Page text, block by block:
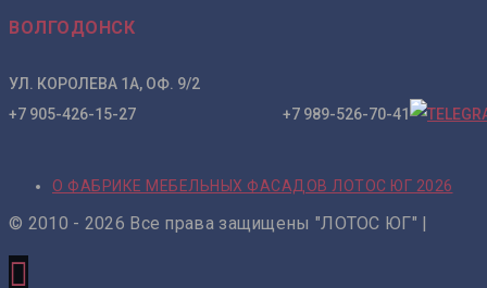
ВОЛГОДОНСК
УЛ. КОРОЛЕВА 1А, ОФ. 9/2
+7 905-426-15-27 +7 989-526-70-41
О ФАБРИКЕ МЕБЕЛЬНЫХ ФАСАДОВ ЛОТОС ЮГ 2026
© 2010 - 2026 Все права защищены "ЛОТОС ЮГ" |